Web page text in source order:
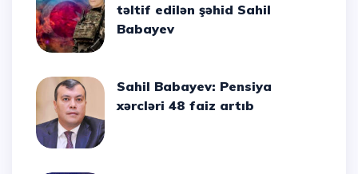
təltif edilən şəhid Sahil
Babayev
Sahil Babayev: Pensiya
xərcləri 48 faiz artıb